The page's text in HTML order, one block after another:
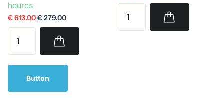
heures
€ 613.00€ 279.00
Button